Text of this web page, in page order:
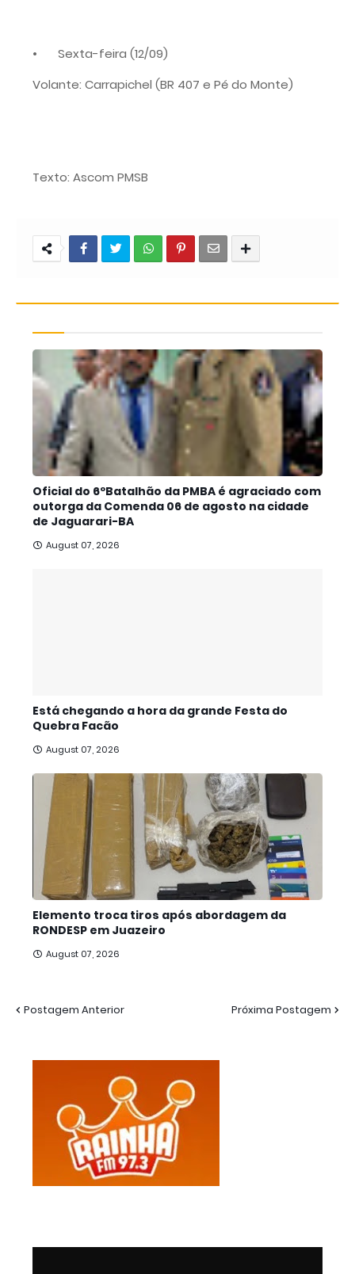
•
Sexta-feira (12/09)
Volante: Carrapichel (BR 407 e Pé do Monte)
Texto: Ascom PMSB
Oficial do 6ºBatalhão da PMBA é agraciado com
outorga da Comenda 06 de agosto na cidade
de Jaguarari-BA
August 07, 2026
Está chegando a hora da grande Festa do
Quebra Facão
August 07, 2026
Elemento troca tiros após abordagem da
RONDESP em Juazeiro
August 07, 2026
Postagem Anterior Próxima Postagem